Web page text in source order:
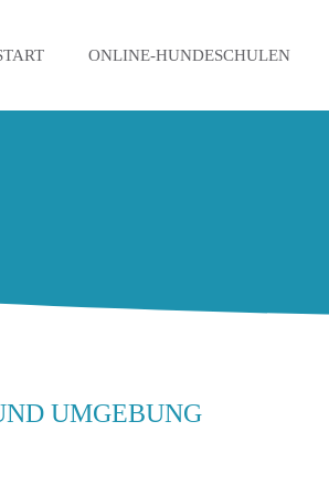
ONLINE-HUNDESCHULEN
UMGEBUNG